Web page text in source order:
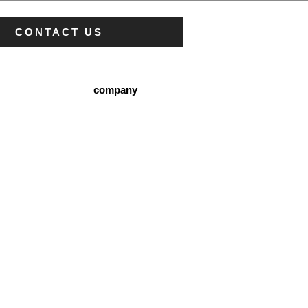
CONTACT US
company